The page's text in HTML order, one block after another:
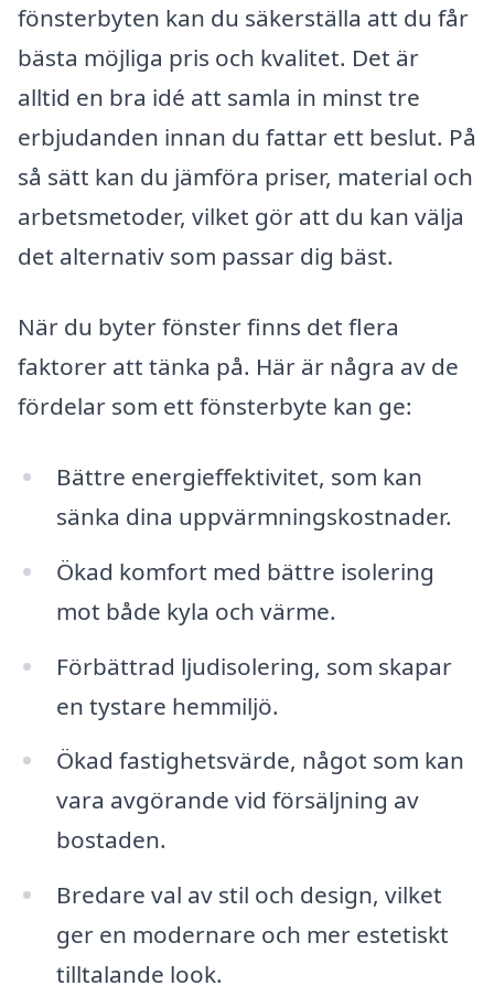
fönsterbyten kan du säkerställa att du får
bästa möjliga pris och kvalitet. Det är
alltid en bra idé att samla in minst tre
erbjudanden innan du fattar ett beslut. På
så sätt kan du jämföra priser, material och
arbetsmetoder, vilket gör att du kan välja
det alternativ som passar dig bäst.
När du byter fönster finns det flera
faktorer att tänka på. Här är några av de
fördelar som ett fönsterbyte kan ge:
Bättre energieffektivitet, som kan
sänka dina uppvärmningskostnader.
Ökad komfort med bättre isolering
mot både kyla och värme.
Förbättrad ljudisolering, som skapar
en tystare hemmiljö.
Ökad fastighetsvärde, något som kan
vara avgörande vid försäljning av
bostaden.
Bredare val av stil och design, vilket
ger en modernare och mer estetiskt
tilltalande look.